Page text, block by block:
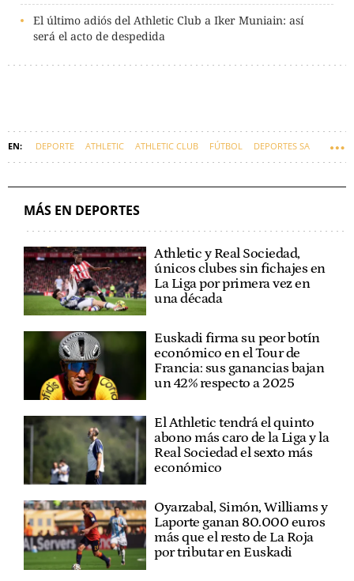
El último adiós del Athletic Club a Iker Muniain: así
será el acto de despedida
DEPORTE ATHLETIC ATHLETIC CLUB FÚTBOL DEPORTES SA
MÁS EN DEPORTES
Athletic y Real Sociedad,
únicos clubes sin fichajes en
La Liga por primera vez en
una década
Euskadi firma su peor botín
económico en el Tour de
Francia: sus ganancias bajan
un 42% respecto a 2025
El Athletic tendrá el quinto
abono más caro de la Liga y la
Real Sociedad el sexto más
económico
Oyarzabal, Simón, Williams y
Laporte ganan 80.000 euros
más que el resto de La Roja
por tributar en Euskadi